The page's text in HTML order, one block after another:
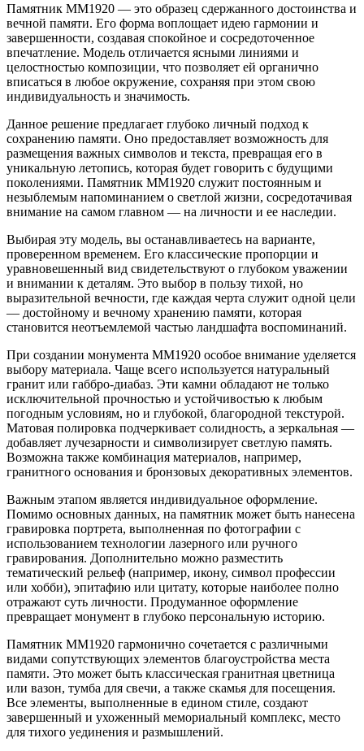
Памятник ММ1920 — это образец сдержанного достоинства и
вечной памяти. Его форма воплощает идею гармонии и
завершенности, создавая спокойное и сосредоточенное
впечатление. Модель отличается ясными линиями и
целостностью композиции, что позволяет ей органично
вписаться в любое окружение, сохраняя при этом свою
индивидуальность и значимость.
Данное решение предлагает глубоко личный подход к
сохранению памяти. Оно предоставляет возможность для
размещения важных символов и текста, превращая его в
уникальную летопись, которая будет говорить с будущими
поколениями. Памятник ММ1920 служит постоянным и
незыблемым напоминанием о светлой жизни, сосредотачивая
внимание на самом главном — на личности и ее наследии.
Выбирая эту модель, вы останавливаетесь на варианте,
проверенном временем. Его классические пропорции и
уравновешенный вид свидетельствуют о глубоком уважении
и внимании к деталям. Это выбор в пользу тихой, но
выразительной вечности, где каждая черта служит одной цели
— достойному и вечному хранению памяти, которая
становится неотъемлемой частью ландшафта воспоминаний.
При создании монумента ММ1920 особое внимание уделяется
выбору материала. Чаще всего используется натуральный
гранит или габбро-диабаз. Эти камни обладают не только
исключительной прочностью и устойчивостью к любым
погодным условиям, но и глубокой, благородной текстурой.
Матовая полировка подчеркивает солидность, а зеркальная —
добавляет лучезарности и символизирует светлую память.
Возможна также комбинация материалов, например,
гранитного основания и бронзовых декоративных элементов.
Важным этапом является индивидуальное оформление.
Помимо основных данных, на памятник может быть нанесена
гравировка портрета, выполненная по фотографии с
использованием технологии лазерного или ручного
гравирования. Дополнительно можно разместить
тематический рельеф (например, икону, символ профессии
или хобби), эпитафию или цитату, которые наиболее полно
отражают суть личности. Продуманное оформление
превращает монумент в глубоко персональную историю.
Памятник ММ1920 гармонично сочетается с различными
видами сопутствующих элементов благоустройства места
памяти. Это может быть классическая гранитная цветница
или вазон, тумба для свечи, а также скамья для посещения.
Все элементы, выполненные в едином стиле, создают
завершенный и ухоженный мемориальный комплекс, место
для тихого уединения и размышлений.